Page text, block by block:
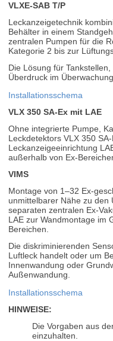
VLXE-SAB T/P
Leckanzeigetechnik
Behälter in einem
zentralen Pumpen für die
Kategorie 2 bis zur
Die Lösung für
Überdruck im
Installationsschema
VLX 350 SA-Ex mit LAE
Ohne integrierte Pumpe,
Leckdetektors VLX 350 SA-
Leckanzeigeeinrichtung
außerhalb von Ex-
VIMS
Montage von 1–32 Ex-
unmittelbarer Nähe zu den
separaten zentralen Ex-
LAE zur Wandmontage im
Bereichen.
Die diskriminierenden
Luftleck handelt oder um
Innenwandung oder
Außenwandung.
Installationsschema
HINWEISE:
Die Vorgaben aus
einzuhalten.